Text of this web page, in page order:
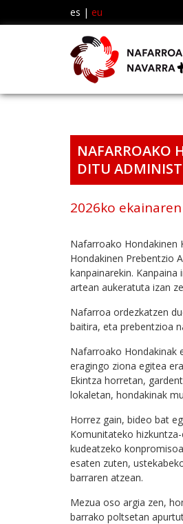
es | eu
NAFARROAKO
DITU
2026ko
Nafarroako Hondakinen
Hondakinen Prebentzio
kanpainarekin.
artean aukeratuta izan
Nafarroa ordezkatzen
baitira, eta prebentzioa
Nafarroako Hondakinak
eragingo ziona egitea
Ekintza horretan,
lokaletan, hondakinak
Horrez gain, bideo bat
Komunitateko
kudeatzeko
esaten zuten,
barraren atzean.
Mezua oso argia zen,
barrako poltsetan